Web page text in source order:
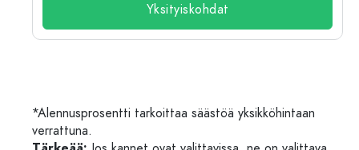
Yksityiskohdat
*Alennusprosentti tarkoittaa säästöä yksikköhintaan
verrattuna.